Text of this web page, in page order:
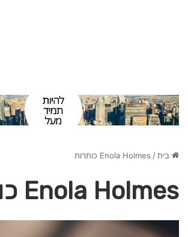
בית/ Enola Holmes כותרות
Enola Holmes כותרות